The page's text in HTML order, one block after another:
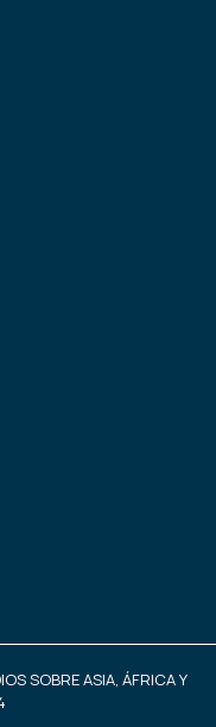
SOBRE ASIA, ÁFRICA Y